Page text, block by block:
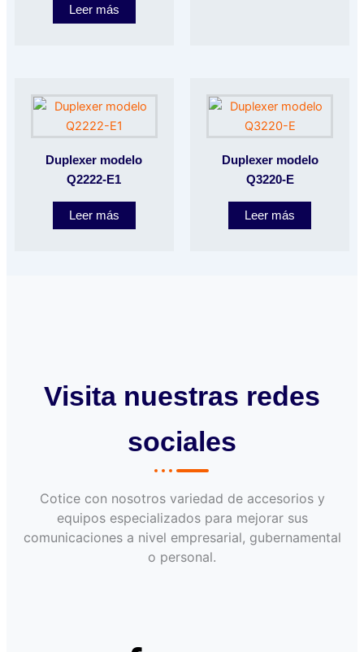
Leer más
Duplexer modelo
Q2222-E1
Leer más
Duplexer modelo
Q3220-E
Leer más
Visita nuestras redes
sociales
Cotice con nosotros variedad de accesorios y
equipos especializados para mejorar sus
comunicaciones a nivel empresarial, gubernamental
o personal.